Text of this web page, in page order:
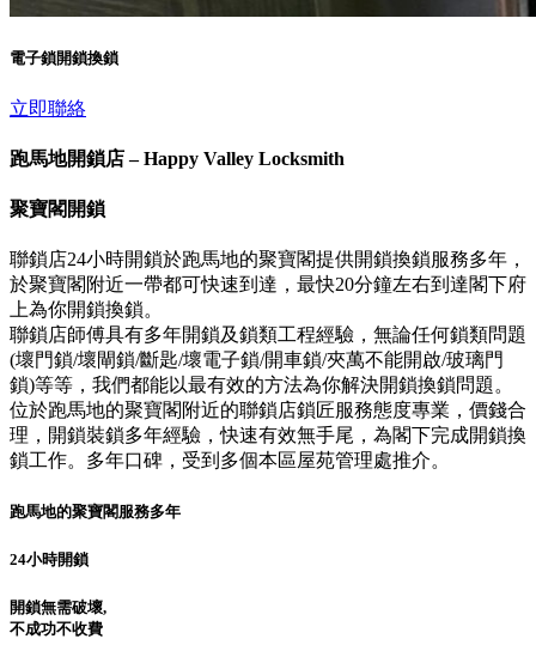
電子鎖開鎖換鎖
立即聯絡
跑馬地開鎖店 – Happy Valley Locksmith
聚寶閣開鎖
聯鎖店24小時開鎖於跑馬地的聚寶閣提供開鎖換鎖服務多年，
於聚寶閣附近一帶都可快速到達，最快20分鐘左右到達閣下府
上為你開鎖換鎖。
聯鎖店師傅具有多年開鎖及鎖類工程經驗，無論任何鎖類問題
(壞門鎖/壞閘鎖/斷匙/壞電子鎖/開車鎖/夾萬不能開啟/玻璃門
鎖)等等，我們都能以最有效的方法為你解決開鎖換鎖問題。
位於跑馬地的聚寶閣附近的聯鎖店鎖匠服務態度專業，價錢合
理，開鎖裝鎖多年經驗，快速有效無手尾，為閣下完成開鎖換
鎖工作。多年口碑，受到多個本區屋苑管理處推介。
跑馬地的聚寶閣服務多年
24小時開鎖
開鎖無需破壞,
不成功不收費